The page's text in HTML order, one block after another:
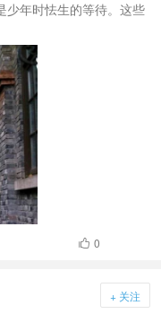
少年时怯生的等待。这些
 0
+ 关注